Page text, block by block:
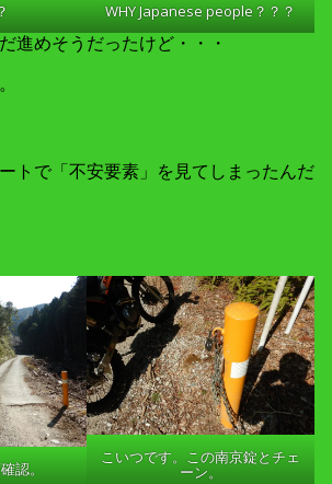
WHY Japanese people？？？
進めそうだったけど・・・
トで「不安要素」を見てしまったんだ
認。
こいつです。この南京錠とチェ
ーン。